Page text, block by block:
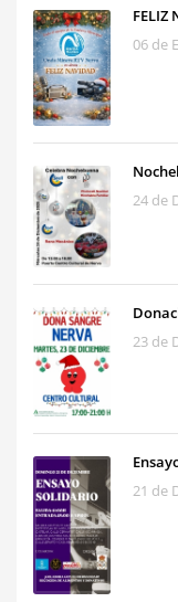
FELIZ
06 de
24 de
23 de
21 de